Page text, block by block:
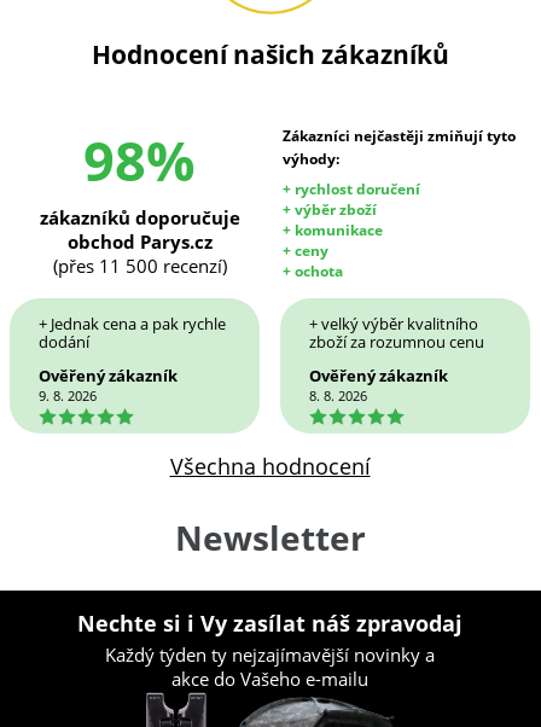
Hodnocení našich zákazníků
98%
Zákazníci nejčastěji zmiňují tyto
výhody:
+ rychlost doručení
+ výběr zboží
+ komunikace
+ ceny
+ ochota
zákazníků doporučuje
obchod Parys.cz
(přes 11 500 recenzí)
+ Jednak cena a pak rychle
dodání
Ověřený zákazník
9. 8. 2026
5
+ velký výběr kvalitního
zboží za rozumnou cenu
Ověřený zákazník
8. 8. 2026
5
Všechna hodnocení
Newsletter
Nechte si i Vy zasílat náš zpravodaj
Každý týden ty nejzajímavější novinky a
akce do Vašeho e-mailu